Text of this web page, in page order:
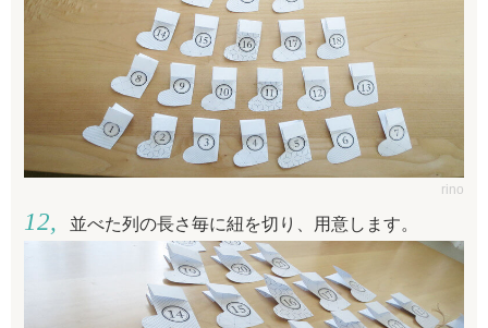
rino
並べた列の長さ毎に紐を切り、用意します。